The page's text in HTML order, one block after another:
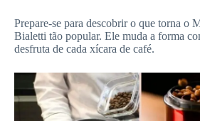
Prepare-se para descobrir o que torna o
Bialetti tão popular. Ele muda a forma
desfruta de cada xícara de café.